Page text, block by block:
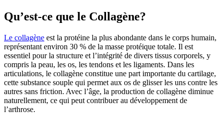
Qu’est-ce que le Collagène?
Le collagène est la protéine la plus abondante dans le corps humain,
représentant environ 30 % de la masse protéique totale. Il est
essentiel pour la structure et l’intégrité de divers tissus corporels, y
compris la peau, les os, les tendons et les ligaments. Dans les
articulations, le collagène constitue une part importante du cartilage,
cette substance souple qui permet aux os de glisser les uns contre les
autres sans friction. Avec l’âge, la production de collagène diminue
naturellement, ce qui peut contribuer au développement de
l’arthrose.